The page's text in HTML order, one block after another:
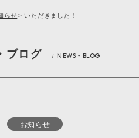
らせ > いただきました！
ブログ / NEWS・BLOG
お知らせ